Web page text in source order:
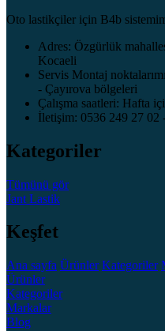
Oto lastikçiler için B4b
Adres: Özgürlük
Kocaeli
Servis Montaj
- Çayırova bölgeleri
Çalışma saatleri: Hafta
İletişim: 0536 249 27 02
Kategoriler
Tümünü gör
Jant Lastik
Keşfet
Ana sayfa Ürünler Kategoriler
Ürünler
Kategoriler
Markalar
Blog